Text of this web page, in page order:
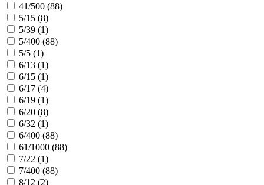
41/500 (88)
5/15 (8)
5/39 (1)
5/400 (88)
5/5 (1)
6/13 (1)
6/15 (1)
6/17 (4)
6/19 (1)
6/20 (8)
6/32 (1)
6/400 (88)
61/1000 (88)
7/22 (1)
7/400 (88)
8/12 (2)